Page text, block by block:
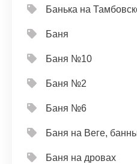
Банька на
Баня
Баня №10
Баня №2
Баня №6
Баня на Веге,
Баня на дровах